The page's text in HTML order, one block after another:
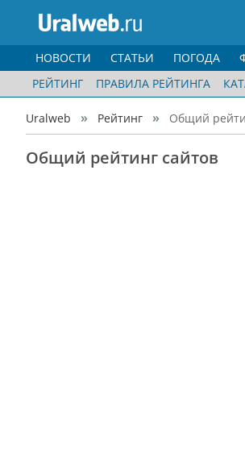
НОВОСТИ СТАТЬИ ПОГОДА
РЕЙТИНГ
ПРАВИЛА РЕЙТИНГА
Uralweb Рейтинг Общий
Общий рейтинг сайтов